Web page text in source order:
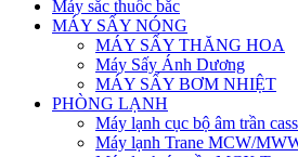
Máy sắc thuốc bắc
MÁY SẤY NÓNG
MÁY SẤY THĂNG HOA
Máy Sấy Ánh Dương
MÁY SẤY BƠM NHIỆT
PHÒNG LẠNH
Máy lạnh cục bộ âm trần
Máy lạnh Trane MCW/